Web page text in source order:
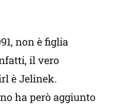
non è figlia
il vero
è Jelinek.
ha però aggiunto